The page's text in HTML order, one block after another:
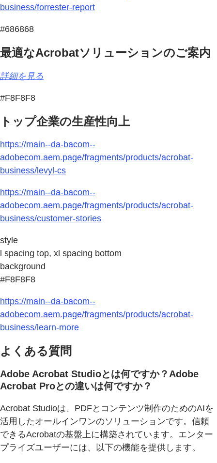
business/forrester-report
#686868
最適なAcrobatソリューションのご案内
詳細を見る
#F8F8F8
トップ企業の生産性向上
https://main--da-bacom--
adobecom.aem.page/fragments/products/acrobat-
business/levyl-cs
https://main--da-bacom--
adobecom.aem.page/fragments/products/acrobat-
business/customer-stories
style
l spacing top, xl spacing bottom
background
#F8F8F8
https://main--da-bacom--
adobecom.aem.page/fragments/products/acrobat-
business/learn-more
よくある質問
Adobe Acrobat Studioとは何ですか？Adobe
Acrobat Proとの違いは何ですか？
Acrobat Studioは、PDFとコンテンツ制作のためのAIを
活用したオールインワンのソリューションです。信頼
できるAcrobatの基盤上に構築されています。エンター
プライズユーザーには、以下の機能を提供します。